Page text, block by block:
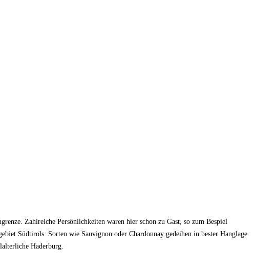
Zahlreiche Persönlichkeiten waren hier schon zu Gast, so zum Bespiel
Südtirols. Sorten wie Sauvignon oder Chardonnay gedeihen in bester Hanglage
Haderburg.